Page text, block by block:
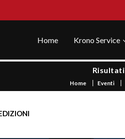
Home Krono Service
Risultati
Home Eventi